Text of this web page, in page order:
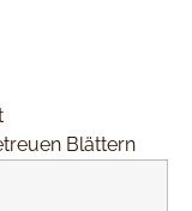
Blättern